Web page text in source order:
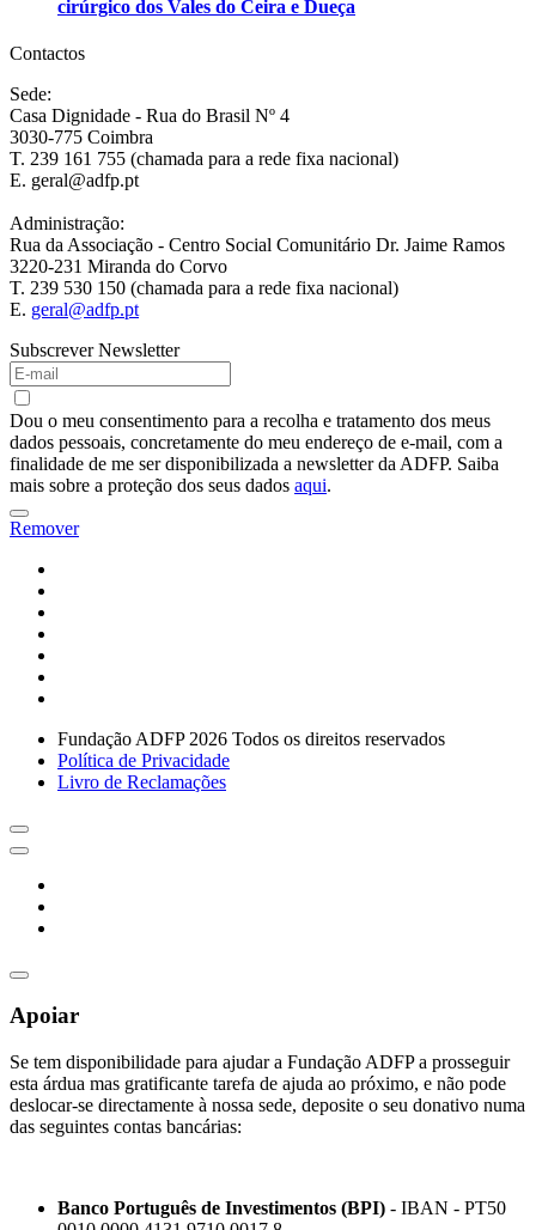
cirúrgico dos Vales do Ceira e Dueça
Contactos
Sede:
Casa Dignidade - Rua do Brasil Nº 4
3030-775 Coimbra
T. 239 161 755 (chamada para a rede fixa nacional)
E. geral@adfp.pt
Administração:
Rua da Associação - Centro Social Comunitário Dr. Jaime Ramos
3220-231 Miranda do Corvo
T. 239 530 150 (chamada para a rede fixa nacional)
E. geral@adfp.pt
Subscrever Newsletter
Dou o meu consentimento para a recolha e tratamento dos meus
dados pessoais, concretamente do meu endereço de e-mail, com a
finalidade de me ser disponibilizada a newsletter da ADFP. Saiba
mais sobre a proteção dos seus dados aqui.
Remover
Fundação ADFP 2026 Todos os direitos reservados
Política de Privacidade
Livro de Reclamações
Apoiar
Se tem disponibilidade para ajudar a Fundação ADFP a prosseguir
esta árdua mas gratificante tarefa de ajuda ao próximo, e não pode
deslocar-se directamente à nossa sede, deposite o seu donativo numa
das seguintes contas bancárias:
Banco Português de Investimentos (BPI) - IBAN - PT50